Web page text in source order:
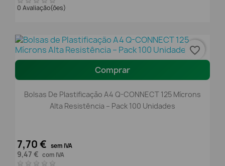
0 Avaliação(ões)
Comprar
Bolsas De Plastificação A4 Q-CONNECT 125 Mícrons
Alta Resistência – Pack 100 Unidades
7,70 € sem IVA
9,47 € com IVA
favorite_border